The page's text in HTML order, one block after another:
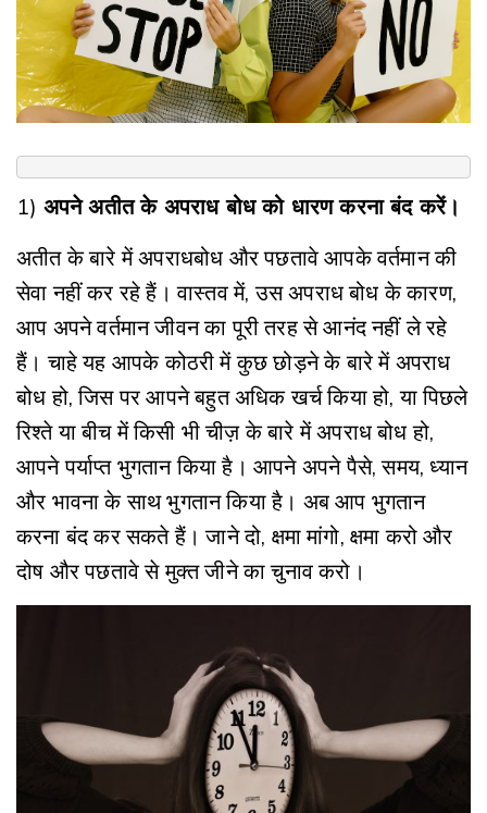
1) अपने अतीत के अपराध बोध को धारण करना बंद करें।
अतीत के बारे में अपराधबोध और पछतावे आपके वर्तमान की
सेवा नहीं कर रहे हैं। वास्तव में, उस अपराध बोध के कारण,
आप अपने वर्तमान जीवन का पूरी तरह से आनंद नहीं ले रहे
हैं। चाहे यह आपके कोठरी में कुछ छोड़ने के बारे में अपराध
बोध हो, जिस पर आपने बहुत अधिक खर्च किया हो, या पिछले
रिश्ते या बीच में किसी भी चीज़ के बारे में अपराध बोध हो,
आपने पर्याप्त भुगतान किया है। आपने अपने पैसे, समय, ध्यान
और भावना के साथ भुगतान किया है। अब आप भुगतान
करना बंद कर सकते हैं। जाने दो, क्षमा मांगो, क्षमा करो और
दोष और पछतावे से मुक्त जीने का चुनाव करो।